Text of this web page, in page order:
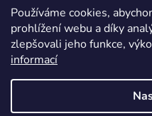
Používáme cookies,
prohlížení webu a díky
zlepšovali jeho funkce,
informací
info @equiwest.cz
+420724001554